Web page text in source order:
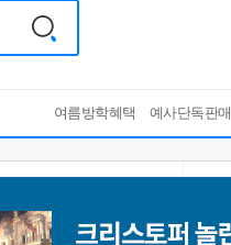
여름방학혜택 예사단독판매